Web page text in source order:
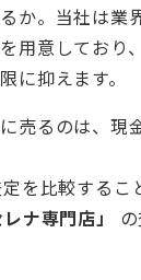
か。当社は業
用意しており
に抑えます。
売るのは、現
を比較するこ
レナ専門店」